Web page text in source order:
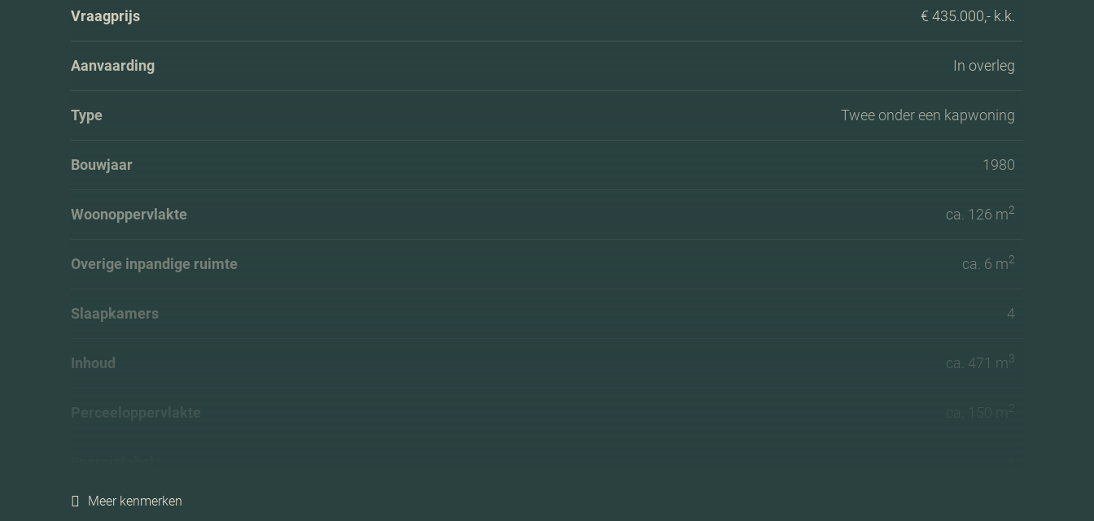
Vraagprijs € 435.000,- k.k.
Aanvaarding In overleg
Type Twee onder een kapwoning
Bouwjaar 1980
Woonoppervlakte ca. 126 m2
Overige inpandige ruimte ca. 6 m2
Slaapkamers 4
Inhoud ca. 471 m3
Perceeloppervlakte ca. 150 m
Isolatie
Meer kenmerken